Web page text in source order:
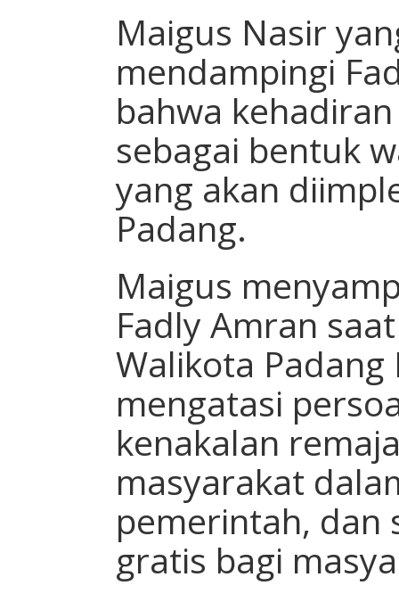
Maigus Nasir
mendampingi
bahwa
sebagai bentuk
yang akan
Padang.
Maigus
Fadly Amran
Walikota
mengatasi
kenakalan
masyarakat
pemerintah, dan
gratis bagi